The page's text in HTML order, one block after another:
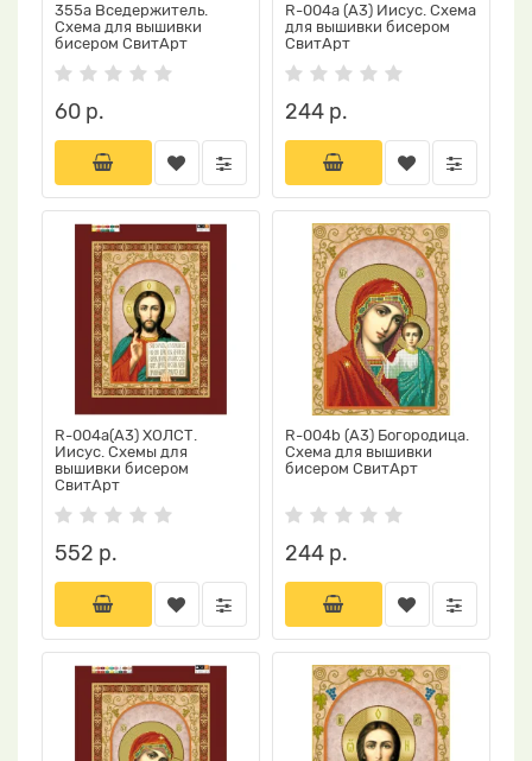
355а Вседержитель.
Схема для вышивки
бисером СвитАрт
60 р.
R-004a (А3) Иисус. Схема
для вышивки бисером
СвитАрт
244 р.
R-004a(А3) ХОЛСТ.
Иисус. Схемы для
вышивки бисером
СвитАрт
552 р.
R-004b (А3) Богородица.
Схема для вышивки
бисером СвитАрт
244 р.